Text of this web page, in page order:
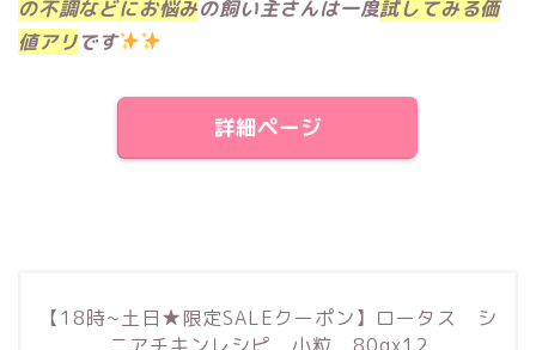
の不調などにお悩みの飼い主さんは一度試してみる価
値アリです
詳細ページ
【18時~土日★限定SALEクーポン】ロータス シ